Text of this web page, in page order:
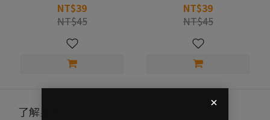
NT$39
NT$45
NT$39
NT$45
了解果果